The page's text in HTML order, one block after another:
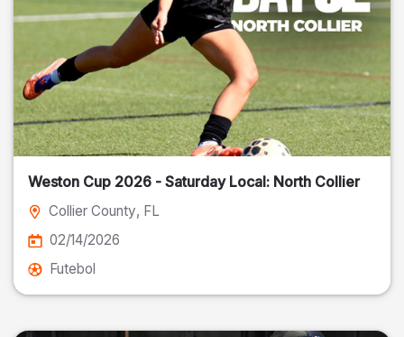
Weston Cup 2026 - Saturday Local: North Collier
Collier County, FL
02/14/2026
Futebol